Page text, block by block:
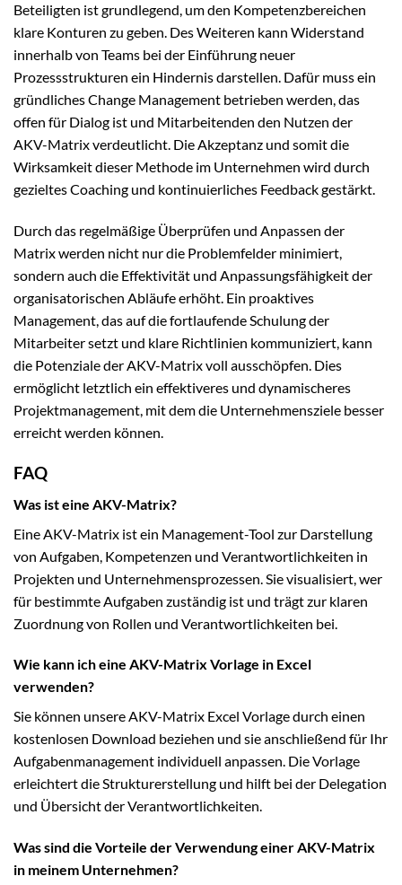
Beteiligten ist grundlegend, um den Kompetenzbereichen
klare Konturen zu geben. Des Weiteren kann Widerstand
innerhalb von Teams bei der Einführung neuer
Prozessstrukturen ein Hindernis darstellen. Dafür muss ein
gründliches Change Management betrieben werden, das
offen für Dialog ist und Mitarbeitenden den Nutzen der
AKV-Matrix verdeutlicht. Die Akzeptanz und somit die
Wirksamkeit dieser Methode im Unternehmen wird durch
gezieltes Coaching und kontinuierliches Feedback gestärkt.
Durch das regelmäßige Überprüfen und Anpassen der
Matrix werden nicht nur die Problemfelder minimiert,
sondern auch die Effektivität und Anpassungsfähigkeit der
organisatorischen Abläufe erhöht. Ein proaktives
Management, das auf die fortlaufende Schulung der
Mitarbeiter setzt und klare Richtlinien kommuniziert, kann
die Potenziale der AKV-Matrix voll ausschöpfen. Dies
ermöglicht letztlich ein effektiveres und dynamischeres
Projektmanagement, mit dem die Unternehmensziele besser
erreicht werden können.
FAQ
Was ist eine AKV-Matrix?
Eine AKV-Matrix ist ein Management-Tool zur Darstellung
von Aufgaben, Kompetenzen und Verantwortlichkeiten in
Projekten und Unternehmensprozessen. Sie visualisiert, wer
für bestimmte Aufgaben zuständig ist und trägt zur klaren
Zuordnung von Rollen und Verantwortlichkeiten bei.
Wie kann ich eine AKV-Matrix Vorlage in Excel
verwenden?
Sie können unsere AKV-Matrix Excel Vorlage durch einen
kostenlosen Download beziehen und sie anschließend für Ihr
Aufgabenmanagement individuell anpassen. Die Vorlage
erleichtert die Strukturerstellung und hilft bei der Delegation
und Übersicht der Verantwortlichkeiten.
Was sind die Vorteile der Verwendung einer AKV-Matrix
in meinem Unternehmen?